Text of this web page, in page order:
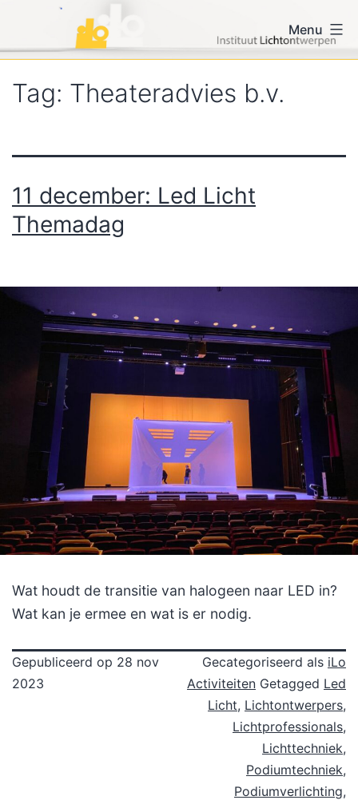
de
inhoud
iLo voor vormgevers en
lichtontwerpers
Menu
Tag: Theateradvies b.v.
11 december: Led Licht
Themadag
Wat houdt de transitie van halogeen naar LED in?
Wat kan je ermee en wat is er nodig.
Gepubliceerd op 28 nov
2023
Gecategoriseerd als iLo
Activiteiten Getagged Led
Licht, Lichtontwerpers,
Lichtprofessionals,
Lichttechniek,
Podiumtechniek,
Podiumverlichting,